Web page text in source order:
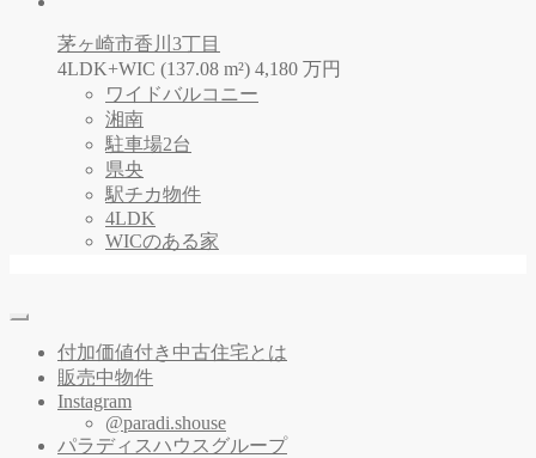
茅ヶ崎市香川3丁目
4LDK+WIC (137.08 m²) 4,180 万円
ワイドバルコニー
湘南
駐車場2台
県央
駅チカ物件
4LDK
WICのある家
付加価値付き中古住宅とは
販売中物件
Instagram
@paradi.shouse
パラディスハウスグループ